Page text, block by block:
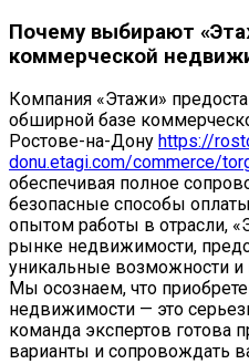
Почему выбирают
коммерческой
Компания «Этажи»
обширной базе
Ростове-на-Дону https://
donu.etagi.com/commerce/
обеспечивая полное
безопасные способы
опытом работы в отрасли,
рынке недвижимости,
уникальные возможности
Мы осознаем, что
недвижимости — это
команда экспертов готова
варианты и сопровождать